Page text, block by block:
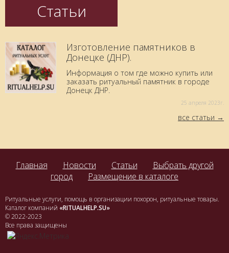
Статьи
Изготовление памятников в
Донецке (ДНР).
Информация о том где можно купить или
заказать ритуальный памятник в городе
Донецк ДНР.
25 aпреля 2023г.
все статьи
Главная Новости Статьи
Выбрать другой
город
Размещение в каталоге
Ритуальные услуги, помощь в организации похорон, ритуальные товары.
Каталог компаний «RITUALHELP.SU»
© 2022-2023
Все права защищены